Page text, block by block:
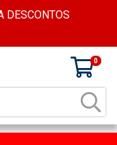
DESCONTOS
0